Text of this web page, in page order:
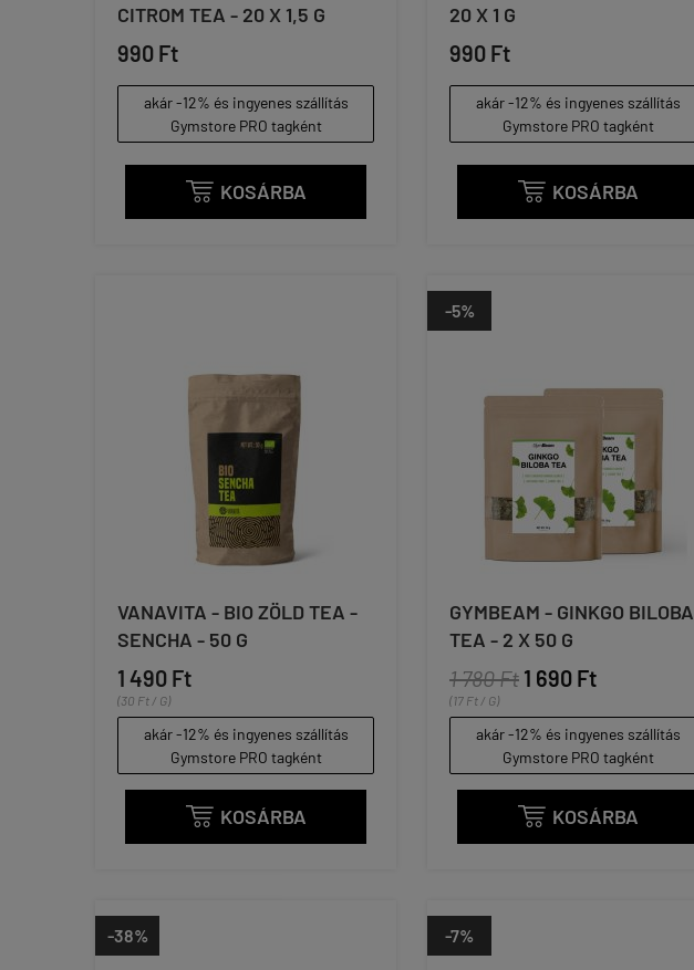
CITROM TEA - 20 X 1,5 G
990 Ft
akár -12% és ingyenes szállítás
Gymstore PRO tagként
 KOSÁRBA
20 X 1 G
990 Ft
akár -12% és ingyenes szállítás
Gymstore PRO tagként
 KOSÁRBA
VANAVITA - BIO ZÖLD TEA -
SENCHA - 50 G
1 490 Ft
(30 Ft / G)
akár -12% és ingyenes szállítás
Gymstore PRO tagként
 KOSÁRBA
-5%
GYMBEAM - GINKGO BILOBA
TEA - 2 X 50 G
1 780 Ft 1 690 Ft
(17 Ft / G)
akár -12% és ingyenes szállítás
Gymstore PRO tagként
 KOSÁRBA
-38% -7%